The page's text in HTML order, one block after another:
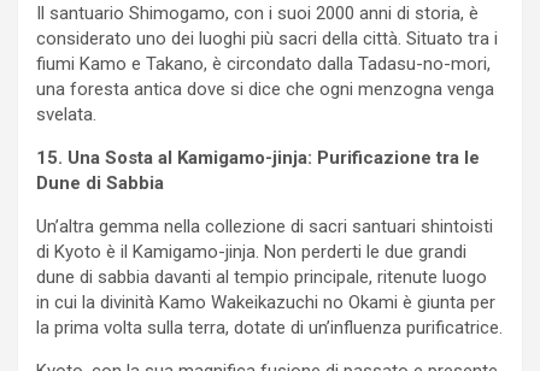
Il santuario Shimogamo, con i suoi 2000 anni di storia, è
considerato uno dei luoghi più sacri della città. Situato tra i
fiumi Kamo e Takano, è circondato dalla Tadasu-no-mori,
una foresta antica dove si dice che ogni menzogna venga
svelata.
15. Una Sosta al Kamigamo-jinja: Purificazione tra le
Dune di Sabbia
Un’altra gemma nella collezione di sacri santuari shintoisti
di Kyoto è il Kamigamo-jinja. Non perderti le due grandi
dune di sabbia davanti al tempio principale, ritenute luogo
in cui la divinità Kamo Wakeikazuchi no Okami è giunta per
la prima volta sulla terra, dotate di un’influenza purificatrice.